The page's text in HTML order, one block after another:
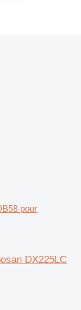
pour
DX225LC